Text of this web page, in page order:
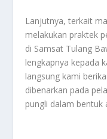
Lanjutnya, terkait
melakukan praktek
di Samsat Tulang
lengkapnya kepada
langsung kami
dibenarkan pada
pungli dalam bentuk